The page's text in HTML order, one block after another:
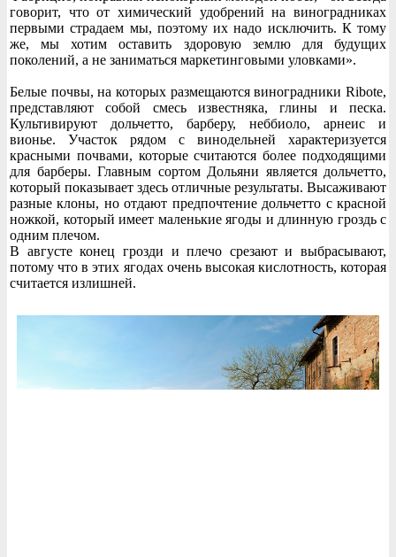
говорит, что от химический удобрений на виноградниках
первыми страдаем мы, поэтому их надо исключить. К тому
же, мы хотим оставить здоровую землю для будущих
поколений, а не заниматься маркетинговыми уловками».
Белые почвы, на которых размещаются виноградники Ribote,
представляют собой смесь известняка, глины и песка.
Культивируют дольчетто, барберу, неббиоло, арнеис и
вионье. Участок рядом с винодельней характеризуется
красными почвами, которые считаются более подходящими
для барберы. Главным сортом Дольяни является дольчетто,
который показывает здесь отличные результаты. Высаживают
разные клоны, но отдают предпочтение дольчетто с красной
ножкой, который имеет маленькие ягоды и длинную гроздь с
одним плечом.
В августе конец грозди и плечо срезают и выбрасывают,
потому что в этих ягодах очень высокая кислотность, которая
считается излишней.